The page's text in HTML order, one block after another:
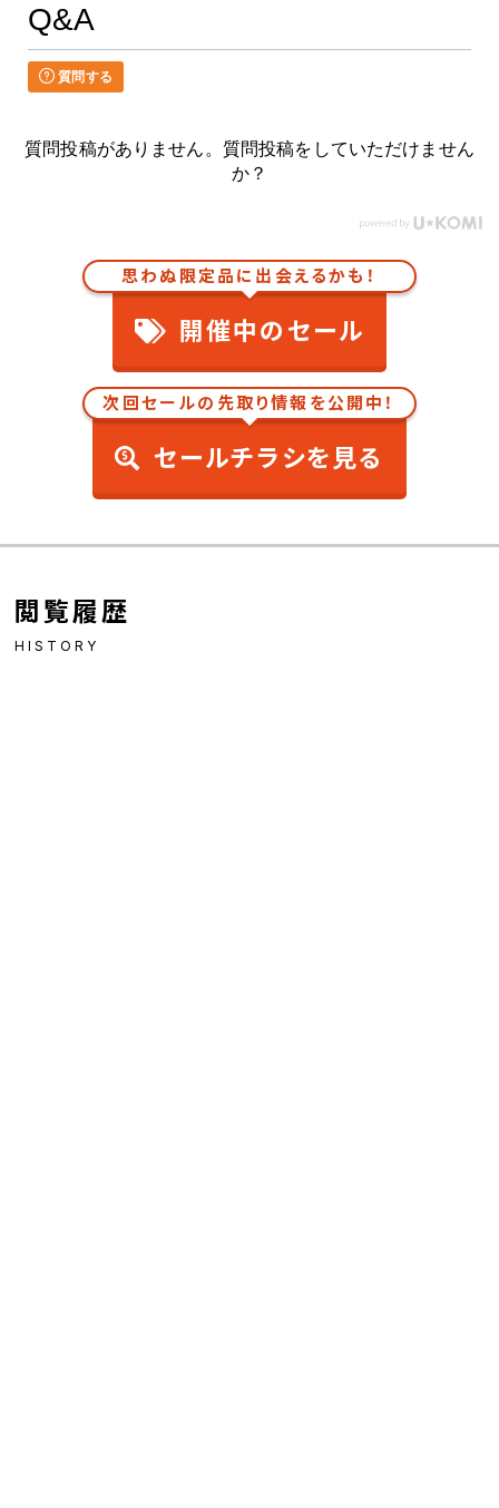
Q&A
質問する
質問投稿がありません。質問投稿をしていただけません
か？
思わぬ限定品に出会えるかも！
開催中のセール
次回セールの先取り情報を公開中！
セールチラシを見る
閲覧履歴
HISTORY